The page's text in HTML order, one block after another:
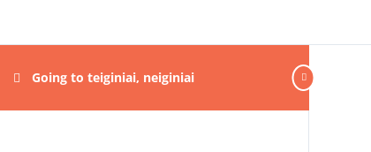
Going to teiginiai, neiginiai